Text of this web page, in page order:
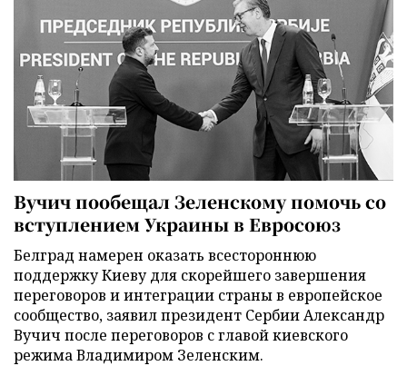
Вучич пообещал Зеленскому помочь со
вступлением Украины в Евросоюз
Белград намерен оказать всестороннюю
поддержку Киеву для скорейшего завершения
переговоров и интеграции страны в европейское
сообщество, заявил президент Сербии Александр
Вучич после переговоров с главой киевского
режима Владимиром Зеленским.